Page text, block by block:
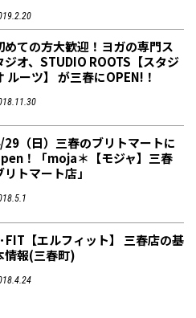
めての方大歓迎！ヨガの専門ス
ジオ、STUDIO ROOTS【スタジ
ルーツ】 が三春にOPEN!！
29（日）三春のブリトマートに
！「moja＊【モジャ】三春
リトマート店」
FIT【エルフィット】 三春店の基
情報(三春町)